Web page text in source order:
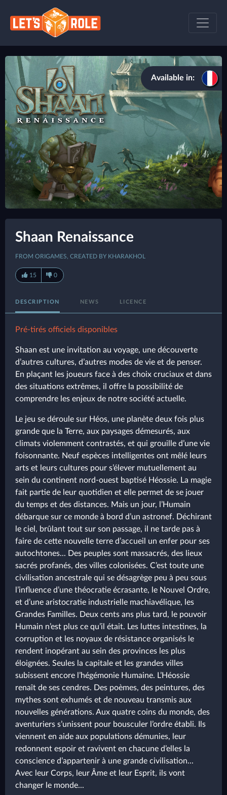
Available in:
Shaan Renaissance
FROM ORIGAMES, CREATED BY KHARAKHOL
15 0
DESCRIPTION NEWS LICENCE
Pré-tirés officiels disponibles
Shaan est une invitation au voyage, une découverte
d’autres cultures, d’autres modes de vie et de penser.
En plaçant les joueurs face à des choix cruciaux et dans
des situations extrêmes, il offre la possibilité de
comprendre les enjeux de notre société actuelle.
Le jeu se déroule sur Héos, une planète deux fois plus
grande que la Terre, aux paysages démesurés, aux
climats violemment contrastés, et qui grouille d’une vie
foisonnante. Neuf espèces intelligentes ont mêlé leurs
arts et leurs cultures pour s’élever mutuellement au
sein du continent nord-ouest baptisé Héossie. La magie
fait partie de leur quotidien et elle permet de se jouer
du temps et des distances. Mais un jour, l’Humain
débarque sur ce monde à bord d’un astronef. Déchirant
le ciel, brûlant tout sur son passage, il ne tarde pas à
faire de cette nouvelle terre d’accueil un enfer pour ses
autochtones... Des peuples sont massacrés, des lieux
sacrés profanés, des villes colonisées. C’est toute une
civilisation ancestrale qui se désagrège peu à peu sous
l’influence d’une théocratie écrasante, le Nouvel Ordre,
et d’une aristocratie industrielle machiavélique, les
Grandes Familles. Deux cents ans plus tard, le pouvoir
Humain n’est plus ce qu’il était. Les luttes intestines, la
corruption et les noyaux de résistance organisés le
rendent inopérant au sein des provinces les plus
éloignées. Seules la capitale et les grandes villes
subissent encore l’hégémonie Humaine. L’Héossie
renaît de ses cendres. Des poèmes, des peintures, des
mythes sont exhumés et de nouveau transmis aux
nouvelles générations. Aux quatre coins du monde, des
aventuriers s’unissent pour bousculer l’ordre établi. Ils
viennent en aide aux populations démunies, leur
redonnent espoir et ravivent en chacune d’elles la
conscience d’appartenir à une grande civilisation...
Avec leur Corps, leur Âme et leur Esprit, ils vont
changer le monde...